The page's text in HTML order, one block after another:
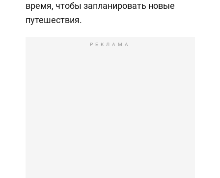
время, чтобы запланировать новые
путешествия.
РЕКЛАМА